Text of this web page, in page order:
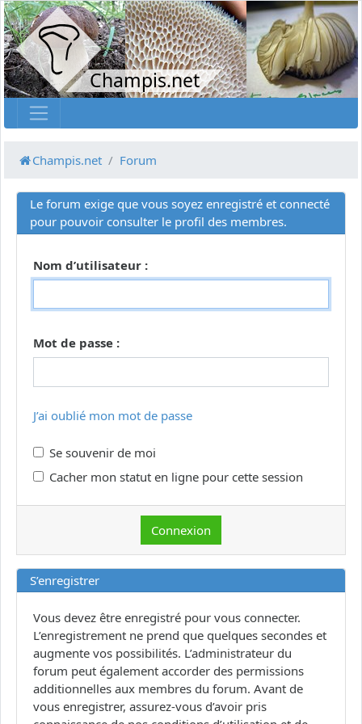
Champis.net
Champis.net Forum
Le forum exige que vous soyez enregistré et connecté
pour pouvoir consulter le profil des membres.
Nom d’utilisateur :
Mot de passe :
J’ai oublié mon mot de passe
Se souvenir de moi
Cacher mon statut en ligne pour cette session
S’enregistrer
Vous devez être enregistré pour vous connecter.
L’enregistrement ne prend que quelques secondes et
augmente vos possibilités. L’administrateur du
forum peut également accorder des permissions
additionnelles aux membres du forum. Avant de
vous enregistrer, assurez-vous d’avoir pris